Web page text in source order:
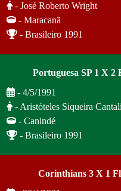
- José Roberto Wright
- Maracanã
- Brasileiro 1991
Portuguesa SP 1 X 2
- 4/5/1991
- Aristóteles Siqueira
- Canindé
- Brasileiro 1991
Corinthians 3 X 1